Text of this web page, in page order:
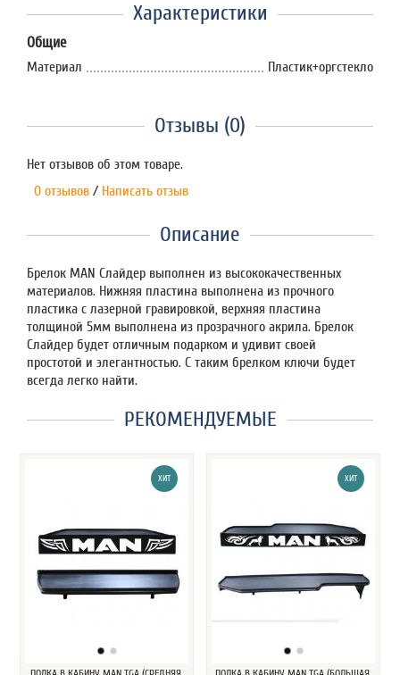
Характеристики
Общие
Материал Пластик+оргстекло
Отзывы (0)
Нет отзывов об этом товаре.
0 отзывов / Написать отзыв
Описание
Брелок MAN Слайдер выполнен из высококачественных
материалов. Нижняя пластина выполнена из прочного
пластика с лазерной гравировкой, верхняя пластина
толщиной 5мм выполнена из прозрачного акрила. Брелок
Слайдер будет отличным подарком и удивит своей
простотой и элегантностью. С таким брелком ключи будет
всегда легко найти.
РЕКОМЕНДУЕМЫЕ
ХИТ ХИТ